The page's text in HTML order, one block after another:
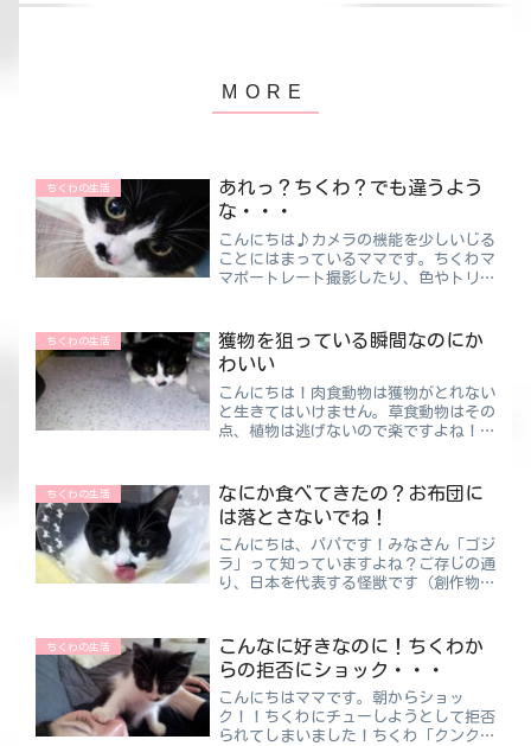
ちくわの生活
あれっ？ちくわ？でも違うよう
な・・・
こんにちは♪カメラの機能を少しいじる
ことにはまっているママです。ちくわマ
マポートレート撮影したり、色やトリミ
らなくなりますけど😅そんなカメラ機
能ですが、最近“反転”を覚...
ちくわの生活
獲物を狙っている瞬間なのにか
わいい
こんにちは！肉食動物は獲物がとれない
と生きてはいけません。草食動物はその
点、植物は逃げないので楽ですよね！た
の植物を食べにくることがわかっている
からです。うーん、自然はう...
ちくわの生活
なにか食べてきたの？お布団に
は落とさないでね！
こんにちは、パパです！みなさん「ゴジ
ラ」って知っていますよね？ご存じの通
り、日本を代表する怪獣です（創作物）
びて、今はなんと100ｍの設定に変わっ
ているらしいのです！！...
ちくわの生活
こんなに好きなのに！ちくわか
らの拒否にショック・・・
こんにちはママです。朝からショッ
ク！！ちくわにチューしようとして拒否
られてしまいました！ちくわ「クンク